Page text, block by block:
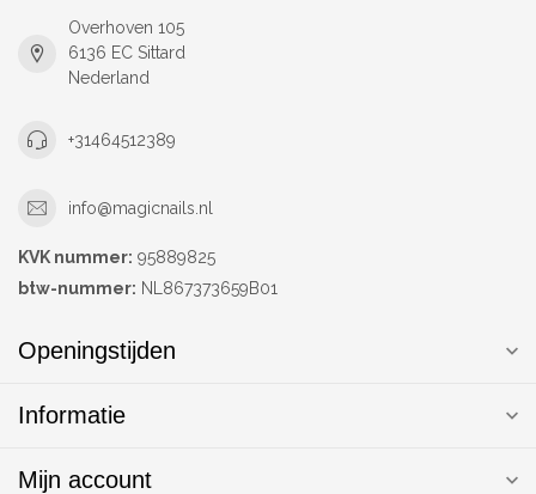
Overhoven 105
6136 EC Sittard
Nederland
+31464512389
info@magicnails.nl
KVK nummer: 95889825
btw-nummer: NL867373659B01
Openingstijden
Informatie
Mijn account